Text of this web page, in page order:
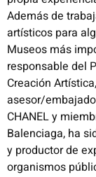
Además de
artísticos para
Museos más
responsable del
Creación
asesor/
CHANEL y
Balenciaga, ha
y productor de
organismos